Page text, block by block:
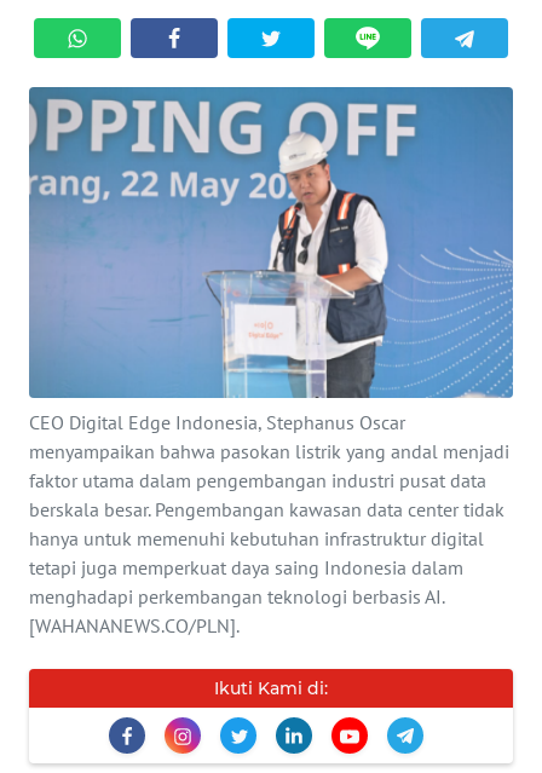
CEO Digital Edge Indonesia, Stephanus Oscar
menyampaikan bahwa pasokan listrik yang andal menjadi
faktor utama dalam pengembangan industri pusat data
berskala besar. Pengembangan kawasan data center tidak
hanya untuk memenuhi kebutuhan infrastruktur digital
tetapi juga memperkuat daya saing Indonesia dalam
menghadapi perkembangan teknologi berbasis AI.
[WAHANANEWS.CO/PLN].
Ikuti Kami di:
TOKOH
INDEKS
BERITA
KONTAK
KAMI
TENTANG
KAMI
PEDOMAN
MEDIA
SIBER
REDAKSI
KARIR
DISCLAIMER